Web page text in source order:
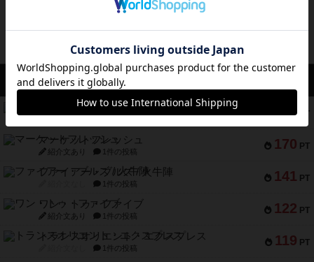
アクセス数 急上昇中
552 PT
リワイルド：サウスアメリカ
170 PT
マーケットフレッシュ
紹介文あり 1件の投稿
141 PT
ファイアー・ブルズ / 火牛陣
1件の投稿
122 PT
ワン・トゥ・ファイブ
紹介文あり 1件の投稿
119 PT
トランスオリエント・エクスプレス
1件の投稿